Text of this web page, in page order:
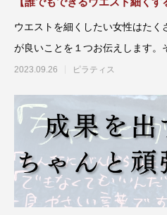
ウエストを細くしたい女性はたく
が良いことを１つお伝えします。
2023.09.26 ピラティス